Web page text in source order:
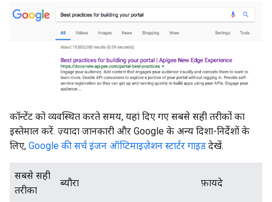
कॉन्टेंट को व्यवस्थित करते समय, यहां दिए गए सबसे सही तरीकों का
इस्तेमाल करें. ज़्यादा जानकारी और Google के अन्य दिशा-निर्देशों के
लिए, Google की सर्च इंजन ऑप्टिमाइज़ेशन स्टार्टर गाइड देखें.
सबसे सही
तरीका
ब्यौरा फ़ायदे